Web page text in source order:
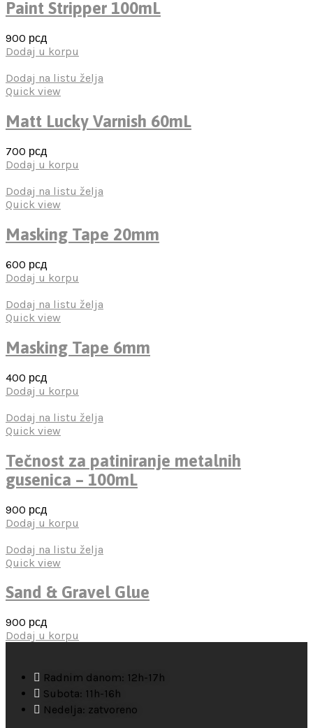
Paint Stripper 100mL
900 рсд
Dodaj u korpu
Dodaj na listu želja
Quick view
Matt Lucky Varnish 60mL
700 рсд
Dodaj u korpu
Dodaj na listu želja
Quick view
Masking Tape 20mm
600 рсд
Dodaj u korpu
Dodaj na listu želja
Quick view
Masking Tape 6mm
400 рсд
Dodaj u korpu
Dodaj na listu želja
Quick view
Tečnost za patiniranje metalnih
gusenica – 100mL
900 рсд
Dodaj u korpu
Dodaj na listu želja
Quick view
Sand & Gravel Glue
900 рсд
Dodaj u korpu
Radnim danom: 12h-17h
Subota: 11h-16h
Nedelja: zatvoreno